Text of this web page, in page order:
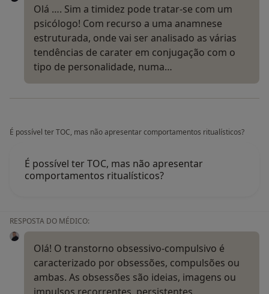
Olá …. Sim a timidez pode tratar-se com um
psicólogo! Com recurso a uma anamnese
estruturada, onde vai ser analisado as várias
tendências de carater em conjugação com o
tipo de personalidade, numa…
É possível ter TOC, mas não apresentar comportamentos ritualísticos?
É possível ter TOC, mas não apresentar
comportamentos ritualísticos?
RESPOSTA DO MÉDICO:
Olá! O transtorno obsessivo-compulsivo é
caracterizado por obsessões, compulsões ou
ambas. As obsessões são ideias, imagens ou